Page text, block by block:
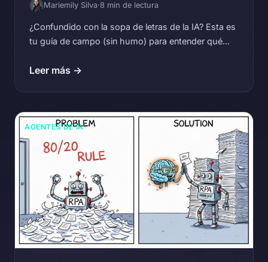
Mariemily Silva·8 min de lectura
¿Confundido con la sopa de letras de la IA? Esta es
tu guía de campo (sin humo) para entender qué...
Leer más →
AGENTES DE IA